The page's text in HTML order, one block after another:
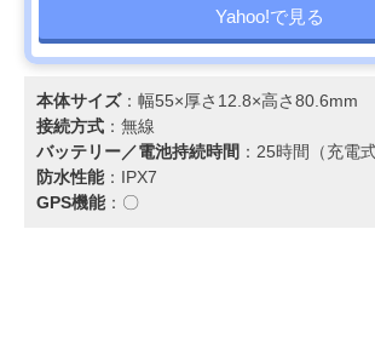
Yahoo!で見る
本体サイズ：幅55×厚さ12.8×高さ80.6mm
接続方式 ：無線
バッテリー／電池持続時間 ：25時間（充電式
防水性能：IPX7
GPS機能：〇